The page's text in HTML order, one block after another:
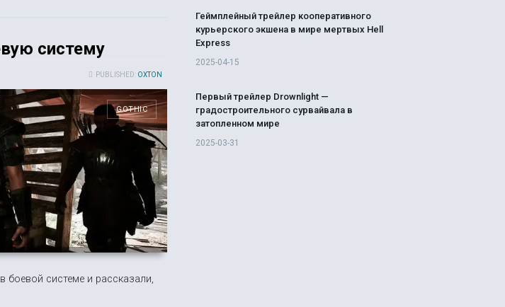
систему
PUBLISHED: OXTON
GOTHIC
системе и рассказали,
Геймплейный трейлер кооперативного
курьерского экшена в мире мертвых Hell
Express
2025-04-15
Первый трейлер Drownlight —
градостроительного сурвайвала в
затопленном мире
2025-03-31